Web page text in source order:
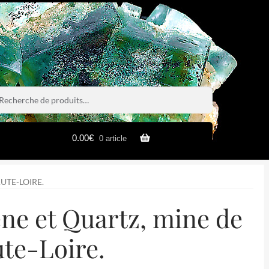
0.00€ 0 article
LOIRE.
et Quartz, mine de
Loire.